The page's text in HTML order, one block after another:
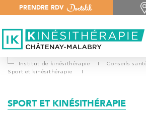
PRENDRE RDV
Institut de kinésithérapie I Conseils
Sport et kinésithérapie
I
SPORT ET KINÉSITHÉRAPIE